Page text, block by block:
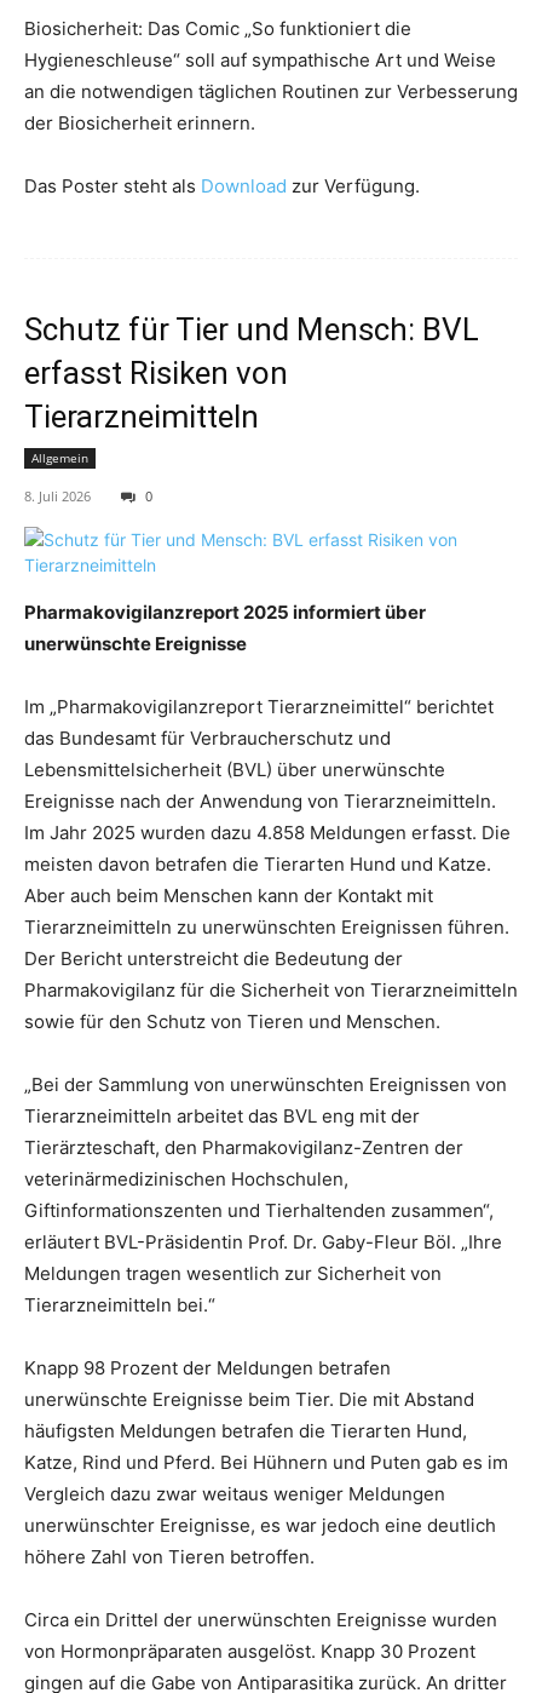
Biosicherheit: Das Comic „So funktioniert die
Hygieneschleuse“ soll auf sympathische Art und Weise
an die notwendigen täglichen Routinen zur Verbesserung
der Biosicherheit erinnern.
Das Poster steht als Download zur Verfügung.
Schutz für Tier und Mensch: BVL
erfasst Risiken von
Tierarzneimitteln
Allgemein
8. Juli 2026 0
Pharmakovigilanzreport 2025 informiert über
unerwünschte Ereignisse
Im „Pharmakovigilanzreport Tierarzneimittel“ berichtet
das Bundesamt für Verbraucherschutz und
Lebensmittelsicherheit (BVL) über unerwünschte
Ereignisse nach der Anwendung von Tierarzneimitteln.
Im Jahr 2025 wurden dazu 4.858 Meldungen erfasst. Die
meisten davon betrafen die Tierarten Hund und Katze.
Aber auch beim Menschen kann der Kontakt mit
Tierarzneimitteln zu unerwünschten Ereignissen führen.
Der Bericht unterstreicht die Bedeutung der
Pharmakovigilanz für die Sicherheit von Tierarzneimitteln
sowie für den Schutz von Tieren und Menschen.
„Bei der Sammlung von unerwünschten Ereignissen von
Tierarzneimitteln arbeitet das BVL eng mit der
Tierärzteschaft, den Pharmakovigilanz-Zentren der
veterinärmedizinischen Hochschulen,
Giftinformationszenten und Tierhaltenden zusammen“,
erläutert BVL-Präsidentin Prof. Dr. Gaby-Fleur Böl. „Ihre
Meldungen tragen wesentlich zur Sicherheit von
Tierarzneimitteln bei.“
Knapp 98 Prozent der Meldungen betrafen
unerwünschte Ereignisse beim Tier. Die mit Abstand
häufigsten Meldungen betrafen die Tierarten Hund,
Katze, Rind und Pferd. Bei Hühnern und Puten gab es im
Vergleich dazu zwar weitaus weniger Meldungen
unerwünschter Ereignisse, es war jedoch eine deutlich
höhere Zahl von Tieren betroffen.
Circa ein Drittel der unerwünschten Ereignisse wurden
von Hormonpräparaten ausgelöst. Knapp 30 Prozent
gingen auf die Gabe von Antiparasitika zurück. An dritter